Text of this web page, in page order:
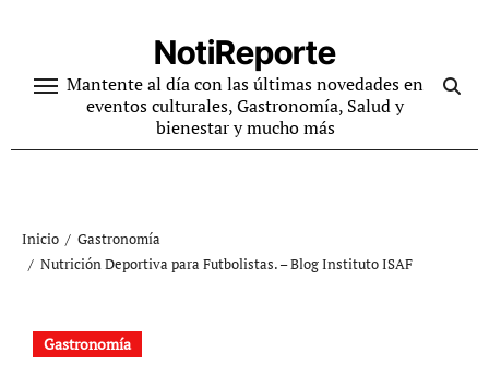
contenido
NotiReporte
Mantente al día con las últimas novedades en
eventos culturales, Gastronomía, Salud y
bienestar y mucho más
Inicio
Gastronomía
Nutrición Deportiva para Futbolistas. – Blog Instituto ISAF
Gastronomía